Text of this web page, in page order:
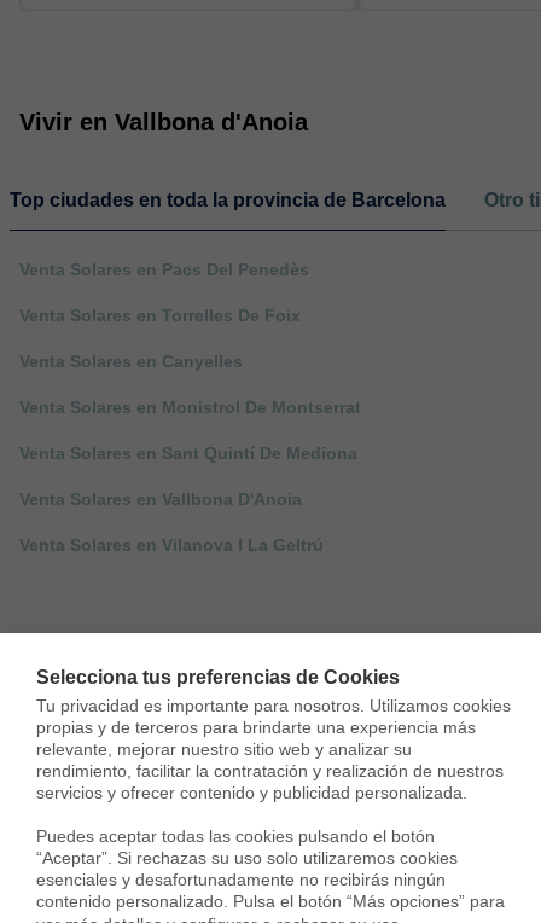
Selecciona tus preferencias de Cookies
Tu privacidad es importante para nosotros. Utilizamos cookies
propias y de terceros para brindarte una experiencia más
relevante, mejorar nuestro sitio web y analizar su
rendimiento, facilitar la contratación y realización de nuestros
servicios y ofrecer contenido y publicidad personalizada.
Puedes aceptar todas las cookies pulsando el botón
“Aceptar”. Si rechazas su uso solo utilizaremos cookies
esenciales y desafortunadamente no recibirás ningún
contenido personalizado. Pulsa el botón “Más opciones” para
Vivir en Vallbona d'Anoia
Top ciudades en toda la provincia de Barcelona Otro
Venta Solares en Pacs Del Penedès
Venta Solares en Torrelles De Foix
Venta Solares en Canyelles
Venta Solares en Monistrol De Montserrat
Venta Solares en Sant Quintí De Mediona
Venta Solares en Vallbona D'Anoia
Venta Solares en Vilanova I La Geltrú